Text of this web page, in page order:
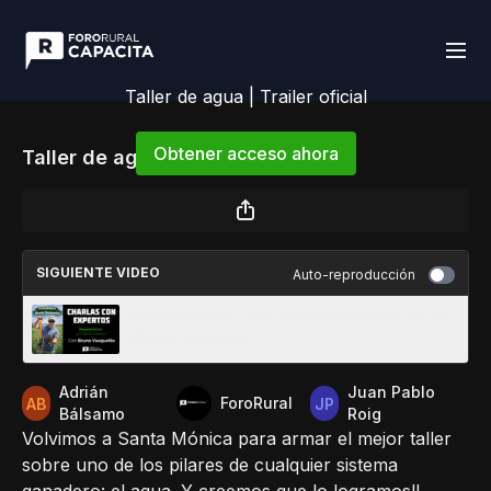
Taller de agua | Trailer oficial
Obtener acceso ahora
iniciar sesiónpara continuar
Taller de agua | Trailer oficial
SIGUIENTE VIDEO Auto-reproducción
Adrián
Bálsamo
ForoRural
Juan Pablo
Roig
Volvimos a Santa Mónica para armar el mejor taller
sobre uno de los pilares de cualquier sistema